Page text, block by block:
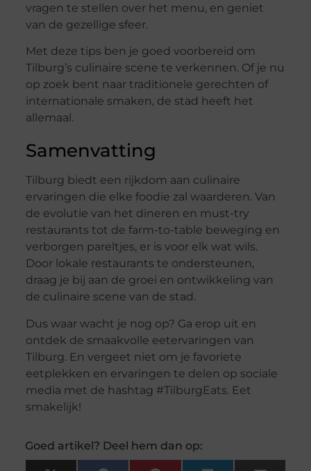
vragen te stellen over het menu, en geniet
van de gezellige sfeer.
Met deze tips ben je goed voorbereid om
Tilburg’s culinaire scene te verkennen. Of je nu
op zoek bent naar traditionele gerechten of
internationale smaken, de stad heeft het
allemaal.
Samenvatting
Tilburg biedt een rijkdom aan culinaire
ervaringen die elke foodie zal waarderen. Van
de evolutie van het dineren en must-try
restaurants tot de farm-to-table beweging en
verborgen pareltjes, er is voor elk wat wils.
Door lokale restaurants te ondersteunen,
draag je bij aan de groei en ontwikkeling van
de culinaire scene van de stad.
Dus waar wacht je nog op? Ga erop uit en
ontdek de smaakvolle eetervaringen van
Tilburg. En vergeet niet om je favoriete
eetplekken en ervaringen te delen op sociale
media met de hashtag #TilburgEats. Eet
smakelijk!
Goed artikel? Deel hem dan op: